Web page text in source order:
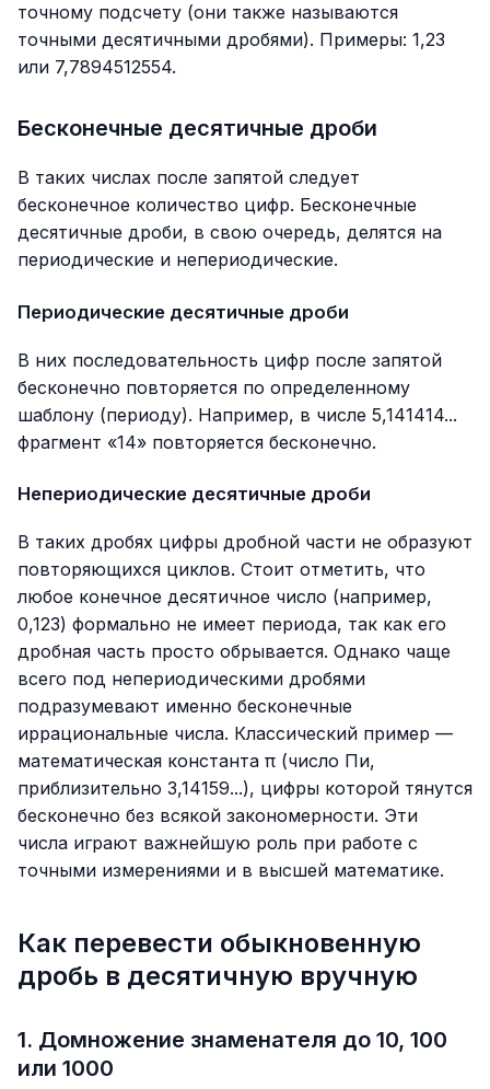
точному подсчету (они также называются
точными десятичными дробями). Примеры: 1,23
или 7,7894512554.
Бесконечные десятичные дроби
В таких числах после запятой следует
бесконечное количество цифр. Бесконечные
десятичные дроби, в свою очередь, делятся на
периодические и непериодические.
Периодические десятичные дроби
В них последовательность цифр после запятой
бесконечно повторяется по определенному
шаблону (периоду). Например, в числе 5,141414...
фрагмент «14» повторяется бесконечно.
Непериодические десятичные дроби
В таких дробях цифры дробной части не образуют
повторяющихся циклов. Стоит отметить, что
любое конечное десятичное число (например,
0,123) формально не имеет периода, так как его
дробная часть просто обрывается. Однако чаще
всего под непериодическими дробями
подразумевают именно бесконечные
иррациональные числа. Классический пример —
математическая константа π (число Пи,
приблизительно 3,14159...), цифры которой тянутся
бесконечно без всякой закономерности. Эти
числа играют важнейшую роль при работе с
точными измерениями и в высшей математике.
Как перевести обыкновенную
дробь в десятичную вручную
1. Домножение знаменателя до 10, 100
или 1000